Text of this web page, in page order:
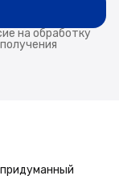
на обработку